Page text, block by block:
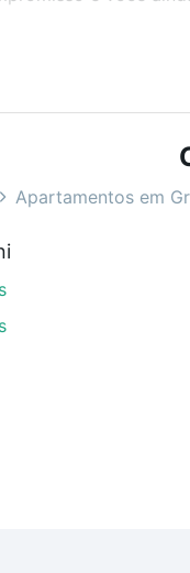
Gramado, RS ideal
à venda em
ao seu
e conte com a gente
Apartamentos em